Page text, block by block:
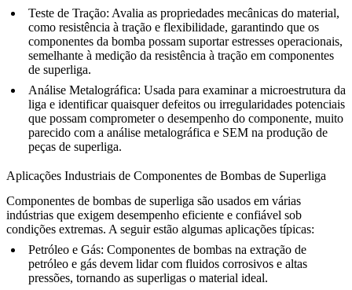
Teste de Tração: Avalia as propriedades mecânicas do material,
como resistência à tração e flexibilidade, garantindo que os
componentes da bomba possam suportar estresses operacionais,
semelhante à medição da resistência à tração em componentes
de superliga.
Análise Metalográfica: Usada para examinar a microestrutura da
liga e identificar quaisquer defeitos ou irregularidades potenciais
que possam comprometer o desempenho do componente, muito
parecido com a análise metalográfica e SEM na produção de
peças de superliga.
Aplicações Industriais de Componentes de Bombas de Superliga
Componentes de bombas de superliga são usados em várias
indústrias que exigem desempenho eficiente e confiável sob
condições extremas. A seguir estão algumas aplicações típicas:
Petróleo e Gás: Componentes de bombas na extração de
petróleo e gás devem lidar com fluidos corrosivos e altas
pressões, tornando as superligas o material ideal.